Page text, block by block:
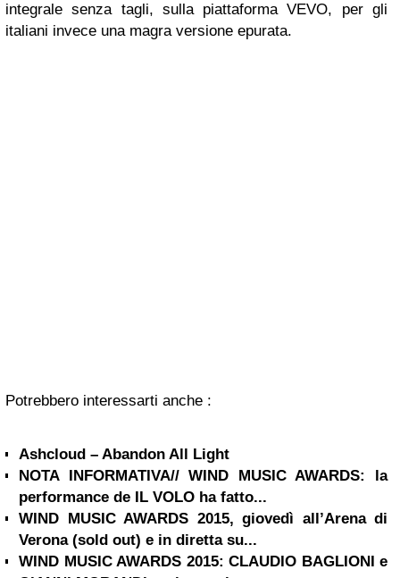
integrale senza tagli, sulla piattaforma VEVO, per gli
italiani invece una magra versione epurata.
Potrebbero interessarti anche :
Ashcloud – Abandon All Light
NOTA INFORMATIVA// WIND MUSIC AWARDS: la
performance de IL VOLO ha fatto...
WIND MUSIC AWARDS 2015, giovedì all’Arena di
Verona (sold out) e in diretta su...
WIND MUSIC AWARDS 2015: CLAUDIO BAGLIONI e